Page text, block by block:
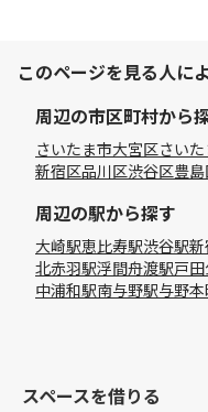
このページを見る人に
周辺の市区町村から
さいたま市大宮区さい
新宿区品川区渋谷区豊
周辺の駅から探す
大崎駅恵比寿駅渋谷駅
北赤羽駅浮間舟渡駅戸
中浦和駅南与野駅与野
スペースを借りる